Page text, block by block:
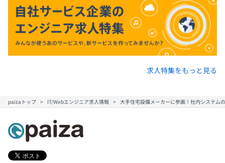
求人特集をもっと見る
paizaトップ IT/Webエンジニア求人情報 大手住宅設備メーカーに参画！社内システム